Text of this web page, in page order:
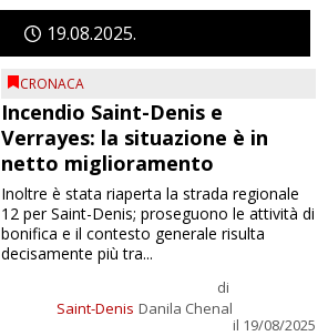
1908 2025
CRONACA
Incendio Saint-Denis e
Verrayes: la situazione è in
netto miglioramento
Saint-Denis
di
Danila Chenal
il 19/08/2025
Inoltre è stata riaperta la strada regionale
12 per Saint-Denis; proseguono le attività di
bonifica e il contesto generale risulta
decisamente più tra...